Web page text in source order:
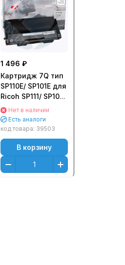
1 496 ₽
Картридж 7Q тип
SP110E/ SP101E для
Ricoh SP111/ SP100
(2000стр.) - чип
SP111
Нет в наличии
Есть аналоги
код товара: 39503
В корзину